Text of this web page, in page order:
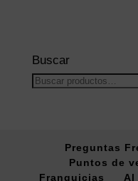
Buscar
Buscar
Preguntas
Puntos de
Franquicias
Al